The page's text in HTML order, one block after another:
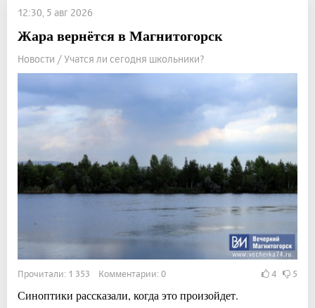
12:30, 5 авг 2026
Жара вернётся в Магнитогорск
Новости / Учатся ли сегодня школьники?
Прочитали: 1 353 Комментарии: 0 4 5
Синоптики рассказали, когда это произойдет.